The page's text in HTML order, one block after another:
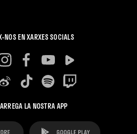
NOS EN XARXES SOCIALS
LA NOSTRA APP